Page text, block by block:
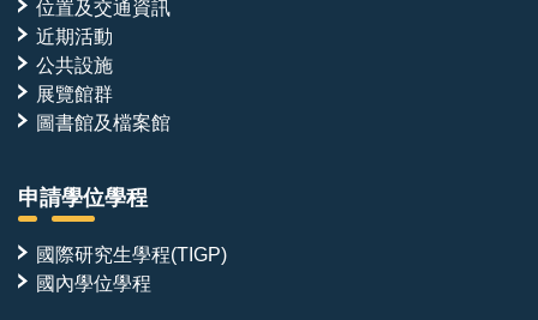
位置及交通資訊
近期活動
公共設施
展覽館群
圖書館及檔案館
申請學位學程
國際研究生學程(TIGP)
國內學位學程